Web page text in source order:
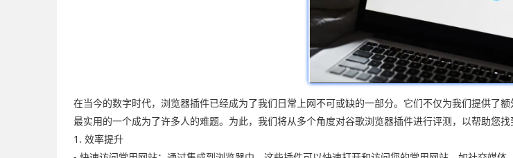
在当今的数字时代，浏览器插件已经成为了我们日常上网不可或缺的一部分。它们不仅为我们提供了
最实用的一个成为了许多人的难题。为此，我们将从多个角度对谷歌浏览器插件进行评测，以帮助您找
1. 效率提升